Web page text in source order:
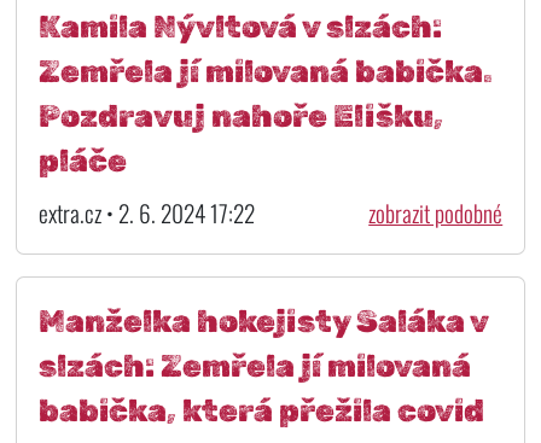
Kamila Nývltová v slzách:
Zemřela jí milovaná babička.
Pozdravuj nahoře Elišku,
pláče
extra.cz • 2. 6. 2024 17:22 zobrazit podobné
Manželka hokejisty Saláka v
slzách: Zemřela jí milovaná
babička, která přežila covid